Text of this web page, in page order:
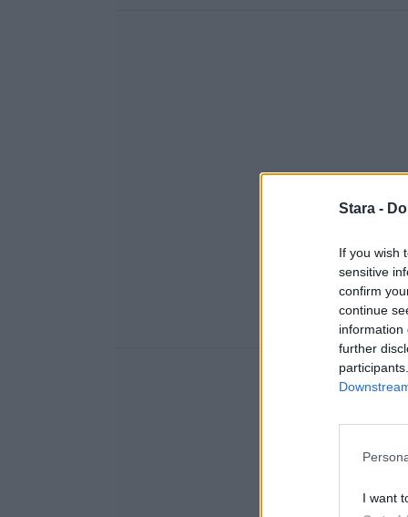
Stara -
If you wish
sensitive
confirm
continue
information
further
I want